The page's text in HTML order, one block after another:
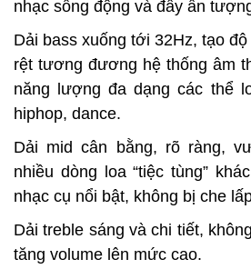
nhạc sống động và đầy ấn
Dải bass xuống tới 32Hz, tạo
rệt tương đương hệ thống âm
năng lượng đa dạng các thể
hiphop, dance.
Dải mid cân bằng, rõ ràng,
nhiều dòng loa “tiệc tùng”
nhạc cụ nổi bật, không bị che
Dải treble sáng và chi tiết,
tăng volume lên mức cao.